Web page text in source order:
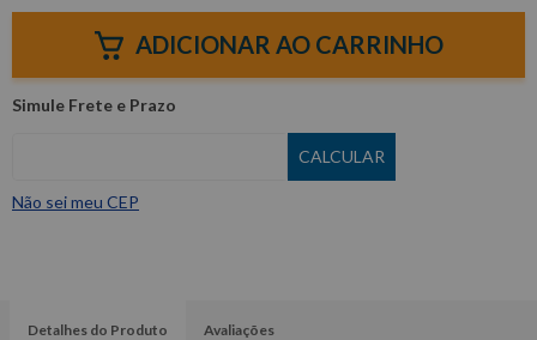
ADICIONAR AO CARRINHO
Não sei meu CEP
Detalhes do Produto Avaliações